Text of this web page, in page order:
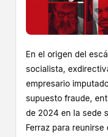
En el origen del
socialista,
empresario
supuesto fraude,
de 2024 en la sede
Ferraz para